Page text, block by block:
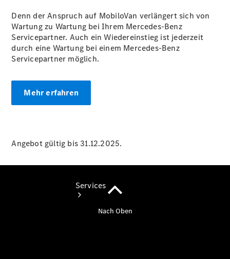
Wartungsservice
-
Bedarfsgerechte
Wartung für
Ihren Mercedes-
Transporter
Services
Denn der Anspruch auf MobiloVan verlängert sich von
Wartung zu Wartung bei Ihrem Mercedes-Benz
Servicepartner. Auch ein Wiedereinstieg ist jederzeit
durch eine Wartung bei einem Mercedes-Benz
Servicepartner möglich.
Mehr erfahren
Angebot gültig bis 31.12.2025.